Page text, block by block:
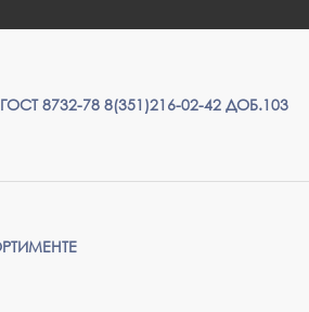
8732-78 8(351)216-02-42 ДОБ.103